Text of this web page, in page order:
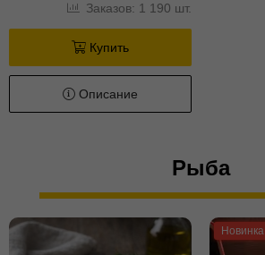
Заказов: 1 190 шт.
Купить
Описание
Рыба
Новинка